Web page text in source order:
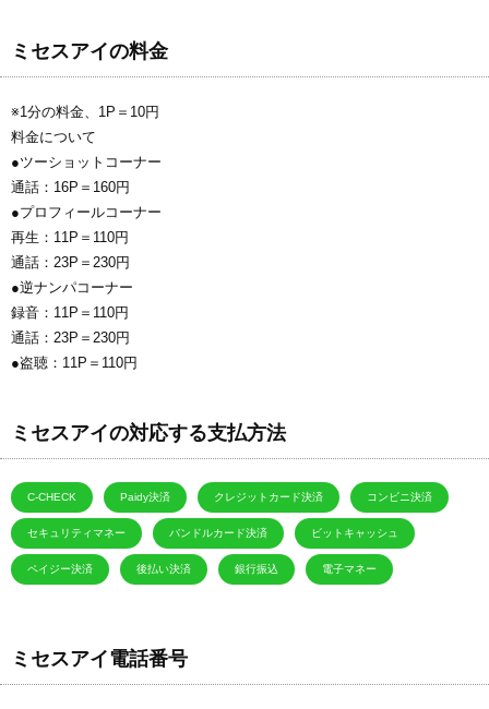
ミセスアイの料金
※1分の料金、1P＝10円
料金について
●ツーショットコーナー
通話：16P＝160円
●プロフィールコーナー
再生：11P＝110円
通話：23P＝230円
●逆ナンパコーナー
録音：11P＝110円
通話：23P＝230円
●盗聴：11P＝110円
ミセスアイの対応する支払方法
C-CHECK Paidy決済 クレジットカード決済 コンビニ決済
セキュリティマネー バンドルカード決済 ビットキャッシュ
ペイジー決済 後払い決済 銀行振込 電子マネー
ミセスアイ電話番号